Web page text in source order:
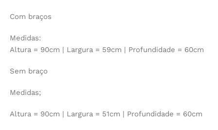
Com braços
Medidas:
Altura = 90cm | Largura = 59cm | Profundidade = 60cm
Sem braço
Medidas;
Altura = 90cm | Largura = 51cm | Profundidade = 60cm